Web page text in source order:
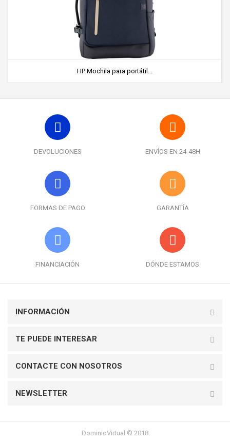
HP Mochila para portátil...
DEVOLUCIONES ENVÍOS EN 24-48H
FORMAS DE PAGO GARANTÍA
FINANCIACIÓN DÓNDE ESTAMOS
INFORMACIÓN
TE PUEDE INTERESAR
CONTACTE CON NOSOTROS
NEWSLETTER
DominioVirtual © 2018